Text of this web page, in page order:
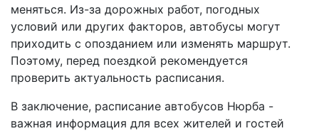
меняться. Из-за дорожных работ, погодных
условий или других факторов, автобусы могут
приходить с опозданием или изменять маршрут.
Поэтому, перед поездкой рекомендуется
проверить актуальность расписания.
В заключение, расписание автобусов Нюрба -
важная информация для всех жителей и гостей